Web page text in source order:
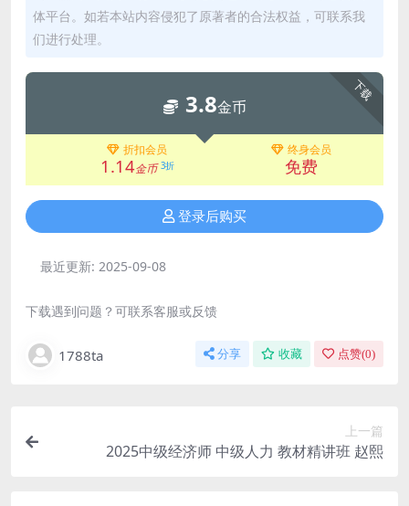
体平台。如若本站内容侵犯了原著者的合法权益，可联系我
们进行处理。
下载
3.8金币
折扣会员
1.14金币 3折
终身会员
免费
登录后购买
最近更新: 2025-09-08
下载遇到问题？可联系客服或反馈
1788ta 分享 收藏 点赞(0)
上一篇
2025中级经济师 中级人力 教材精讲班 赵熙